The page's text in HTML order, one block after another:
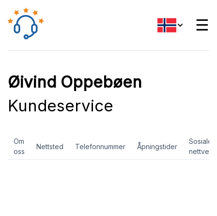
☰
Øivind Oppebøen
Kundeservice
Om
oss
Nettsted Telefonnummer Åpningstider
Sosiale
nettverk